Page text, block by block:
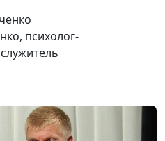
Игорь Кириченко,
Василий Половинко,
психолог-
Андрей Юнак, Игорь
Кириченко,
#596
психолог-